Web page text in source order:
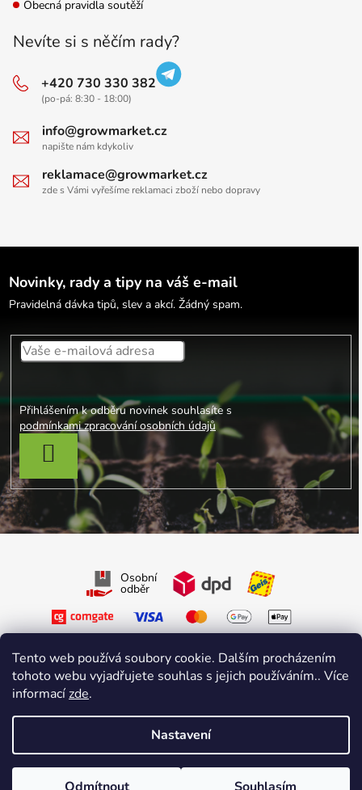
Tento web používá soubory cookie. Dalším procházením
tohoto webu vyjadřujete souhlas s jejich používáním.. Více
informacízde.
Nastavení
Obecná pravidla soutěží
Nevíte si s něčím rady?
+420 730 330 382
(po-pá: 8:30 - 18:00)
info@growmarket.cz
napište nám kdykoliv
reklamace@growmarket.cz
zde s Vámi vyřešíme reklamaci zboží nebo dopravy
Novinky, rady a tipy na váš e-mail
Pravidelná dávka tipů, slev a akcí. Žádný spam.
Přihlášením k odběru novinek souhlasíte s
podmínkami zpracování osobních údajů
PŘIHLÁSIT SE
Osobní
odběr
Sledujte nás na Instagramu
Vytvořil Shoptet Premium&sniperdesign.cz
Copyright 2026
Growmarket.cz . Všechna práva vyhrazena.